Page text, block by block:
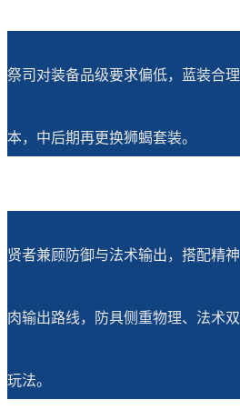
祭司对装备品级要求偏低，蓝装合
本，中后期再更换狮蝎套装。
贤者兼顾防御与法术输出，搭配精
肉输出路线，防具侧重物理、法术
玩法。